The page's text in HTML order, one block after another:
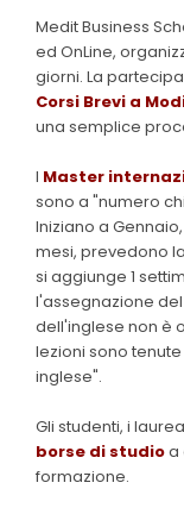
Medit Business
ed OnLine,
giorni. La
Corsi Brevi a
una semplice
I Master
sono a "numero
Iniziano a
mesi, prevedono
si aggiunge 1
l'assegnazione
dell'inglese non è
lezioni sono
inglese".
Gli studenti, i
borse di studioa
formazione.